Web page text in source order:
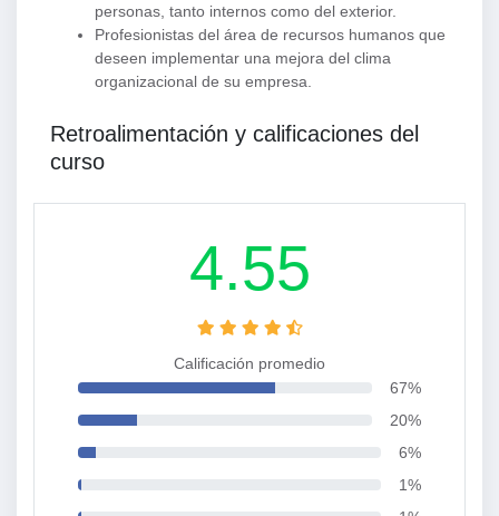
personas, tanto internos como del exterior.
Profesionistas del área de recursos humanos que
deseen implementar una mejora del clima
organizacional de su empresa.
Retroalimentación y calificaciones del
curso
4.55
Calificación promedio
67%
20%
6%
1%